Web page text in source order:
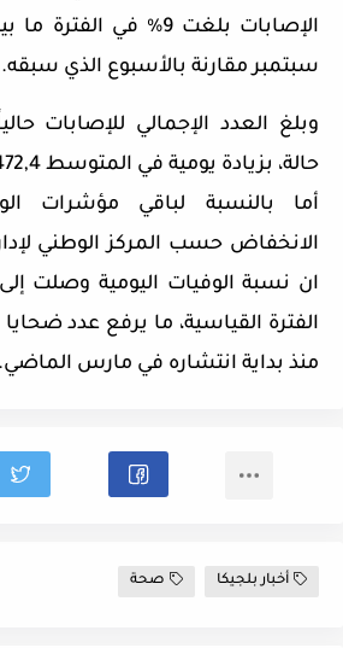
سبتمبر مقارنة بالأسبوع الذي سبقه.
حالة، بزيادة يومية في المتوسط 472,4 حالة.
أما بالنسبة لباقي مؤشرات
الانخفاض حسب المركز الوطني
منذ بداية انتشاره في مارس الماضي.
أخبار بلجيكا صحة